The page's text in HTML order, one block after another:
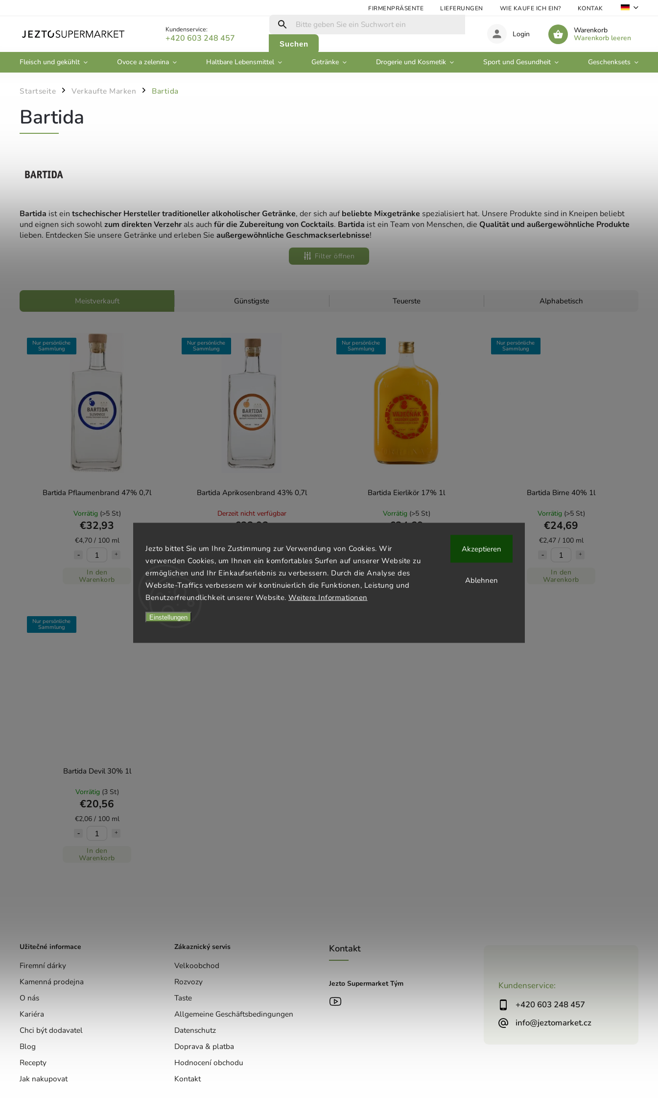
Jezto bittet Sie um Ihre Zustimmung zur Verwendung von Cookies. Wir
verwenden Cookies, um Ihnen ein komfortables Surfen auf unserer Website zu
ermöglichen und Ihr Einkaufserlebnis zu verbessern. Durch die Analyse des
Website-Traffics verbessern wir kontinuierlich die Funktionen, Leistung und
Benutzerfreundlichkeit unserer Website. Weitere Informationen
Einstellungen
Ablehnen
Akzeptieren
FIRMENPRÄSENTE LIEFERUNGEN WIE KAUFE ICH EIN? KONTAKTE
Kundenservice:
+420 603 248 457
Suchen
Warenkorb
Warenkorb leeren
Login
Fleisch und gekühlt Ovoce a zelenina Haltbare Lebensmittel Getränke Drogerie und Kosmetik Sport und Gesundheit Geschenksets
Startseite / Verkaufte Marken / Bartida
Bartida
Bartida ist ein tschechischer Hersteller traditioneller alkoholischer Getränke, der sich aufbeliebte Mixgetränke spezialisiert hat. Unsere Produkte sind in Kneipen beliebt
und eignen sich sowohlzum direkten Verzehr als auch für die Zubereitung von Cocktails. Bartida ist ein Team von Menschen, die Qualität und außergewöhnliche Produkte
lieben. Entdecken Sie unsere Getränke und erleben Sie außergewöhnliche Geschmackserlebnisse!
Filter öffnen
Meistverkauft Günstigste Teuerste Alphabetisch
Nur persönliche
Sammlung
Bartida Pflaumenbrand 47% 0,7l
Vorrätig (>5 St)
€32,93
€4,70 / 100 ml
In den
Warenkorb
Nur persönliche
Sammlung
Bartida Aprikosenbrand 43% 0,7l
Derzeit nicht verfügbar
€32,93
Detail
Nur persönliche
Sammlung
Bartida Eierlikör 17% 1l
Vorrätig (>5 St)
€24,69
In den
Nur persönliche
Sammlung
Bartida Birne 40% 1l
Vorrätig (>5 St)
€24,69
€2,47 / 100 ml
In den
Warenkorb
Nur persönliche
Sammlung
Bartida Devil 30% 1l
Vorrätig (3 St)
€20,56
€2,06 / 100 ml
In den
Warenkorb
Kundenservice:
+420 603 248 457
info@jeztomarket.cz
Užitečné informace
Firemní dárky
Kamenná prodejna
O nás
Kariéra
Chci být dodavatel
Blog
Recepty
Jak nakupovat
Zákaznický servis
Velkoobchod
Rozvozy
Taste
Allgemeine Geschäftsbedingungen
Datenschutz
Doprava & platba
Hodnocení obchodu
Kontakt
Kontakt
Jezto Supermarket Tým